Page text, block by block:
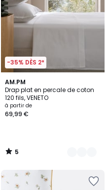
-35% DÈS 2*
AM.PM
Drap plat en percale de coton
120 fils, VENETO
à partir de
69,99 €
5
/
5
6
Couleurs
5
/